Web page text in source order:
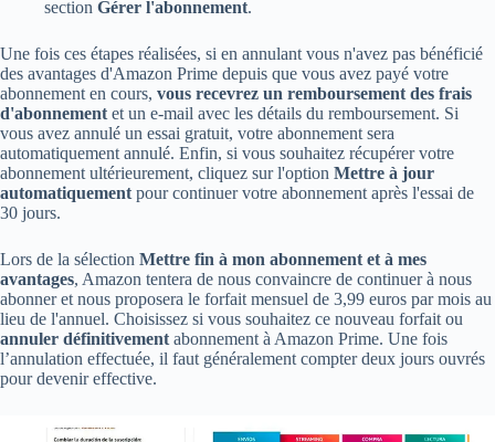
section Gérer l'abonnement.
Une fois ces étapes réalisées, si en annulant vous n'avez pas bénéficié
des avantages d'Amazon Prime depuis que vous avez payé votre
abonnement en cours, vous recevrez un remboursement des frais
d'abonnement et un e-mail avec les détails du remboursement. Si
vous avez annulé un essai gratuit, votre abonnement sera
automatiquement annulé. Enfin, si vous souhaitez récupérer votre
abonnement ultérieurement, cliquez sur l'option Mettre à jour
automatiquement pour continuer votre abonnement après l'essai de
30 jours.
Lors de la sélection Mettre fin à mon abonnement et à mes
avantages, Amazon tentera de nous convaincre de continuer à nous
abonner et nous proposera le forfait mensuel de 3,99 euros par mois au
lieu de l'annuel. Choisissez si vous souhaitez ce nouveau forfait ou
annuler définitivement abonnement à Amazon Prime. Une fois
l’annulation effectuée, il faut généralement compter deux jours ouvrés
pour devenir effective.